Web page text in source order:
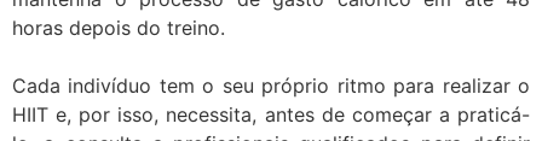
horas depois do treino.
Cada indivíduo tem o seu próprio ritmo para realizar o
HIIT e, por isso, necessita, antes de começar a praticá-